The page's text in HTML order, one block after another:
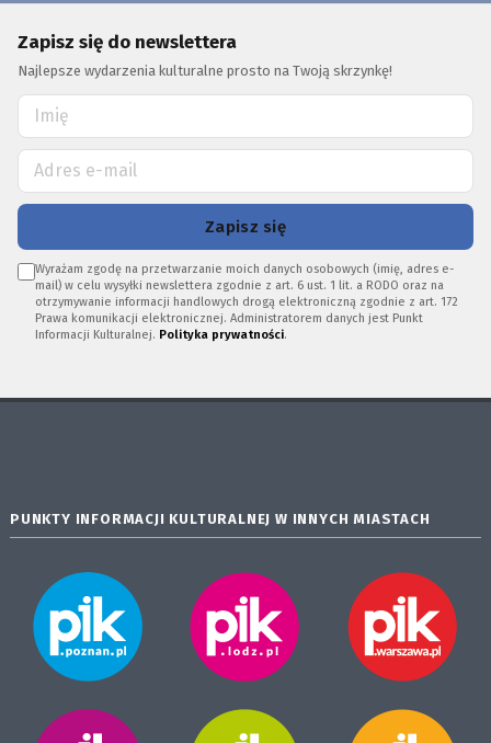
Zapisz się do newslettera
Najlepsze wydarzenia kulturalne prosto na Twoją skrzynkę!
Zapisz się
Wyrażam zgodę na przetwarzanie moich danych osobowych (imię, adres e-
mail) w celu wysyłki newslettera zgodnie z art. 6 ust. 1 lit. a RODO oraz na
otrzymywanie informacji handlowych drogą elektroniczną zgodnie z art. 172
Prawa komunikacji elektronicznej. Administratorem danych jest Punkt
Informacji Kulturalnej. Polityka prywatności.
PUNKTY INFORMACJI KULTURALNEJ W INNYCH MIASTACH